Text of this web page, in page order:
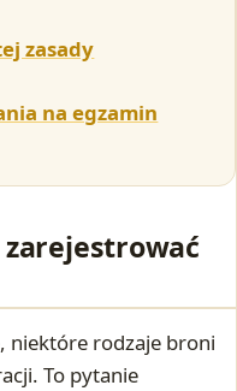
zasady
na egzamin
zarejestrować
, niektóre rodzaje broni
To pytanie